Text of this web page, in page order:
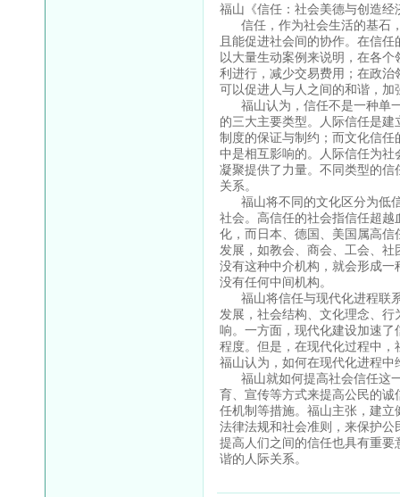
福山《信任：社会美德与创造经
信任，作为社会生活的基石，
且能促进社会间的协作。在信
以大量生动案例来说明，在各
利进行，减少交易费用；在政
可以促进人与人之间的和谐，加
福山认为，信任不是一种单一
的三大主要类型。人际信任是
制度的保证与制约；而文化信
中是相互影响的。人际信任为
凝聚提供了力量。不同类型的
关系。
福山将不同的文化区分为低信
社会。高信任的社会指信任超
化，而日本、德国、美国属高
发展，如教会、商会、工会、
没有这种中介机构，就会形成一
没有任何中间机构。
福山将信任与现代化进程联系
发展，社会结构、文化理念、
响。一方面，现代化建设加速
程度。但是，在现代化过程中
福山认为，如何在现代化进程
福山就如何提高社会信任这
育、宣传等方式来提高公民的
任机制等措施。福山主张，建
法律法规和社会准则，来保护
提高人们之间的信任也具有重
谐的人际关系。